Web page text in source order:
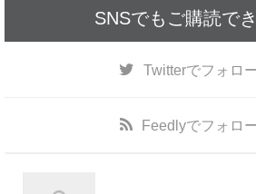
SNSでもご購読でき
Twitterでフォロ
Feedlyでフォロ